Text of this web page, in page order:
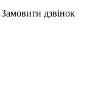
Замовити дзвінок